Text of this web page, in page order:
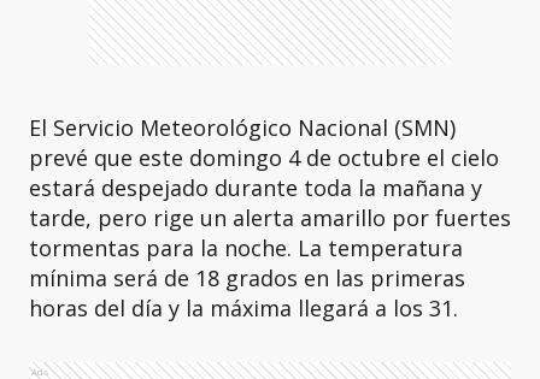
El Servicio Meteorológico Nacional (SMN)
prevé que este domingo 4 de octubre el cielo
estará despejado durante toda la mañana y
tarde, pero rige un alerta amarillo por fuertes
tormentas para la noche. La temperatura
mínima será de 18 grados en las primeras
horas del día y la máxima llegará a los 31.
Ads